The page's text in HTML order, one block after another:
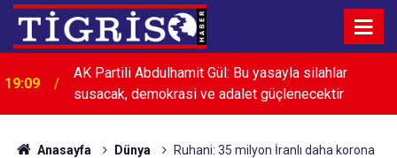
18:53 MHP'li Feti Yıldız Abdullah Öcalan'ın çağrısını okudu
Anasayfa Dünya
Ruhani: 35 milyon İranlı daha korona